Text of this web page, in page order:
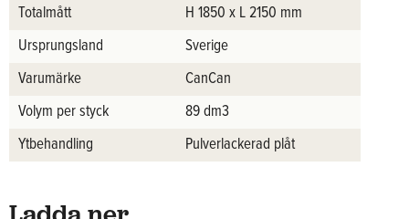
Totalmått
H 1850 x L 2150 mm
Ursprungsland
Sverige
Varumärke
CanCan
Volym per styck
89 dm3
Ytbehandling
Pulverlackerad plåt